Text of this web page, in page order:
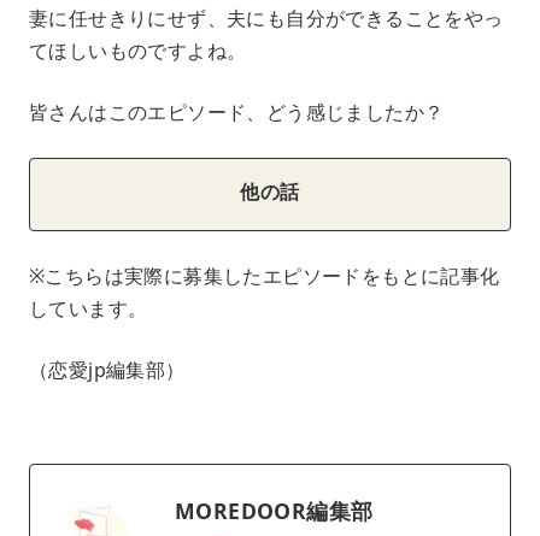
妻に任せきりにせず、夫にも自分ができることをやっ
てほしいものですよね。
皆さんはこのエピソード、どう感じましたか？
他の話
※こちらは実際に募集したエピソードをもとに記事化
しています。
（恋愛jp編集部）
MOREDOOR編集部